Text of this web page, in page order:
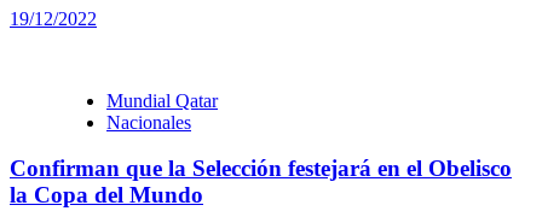
19/12/2022
Mundial Qatar
Nacionales
Confirman que la Selección festejará en el Obelisco
la Copa del Mundo